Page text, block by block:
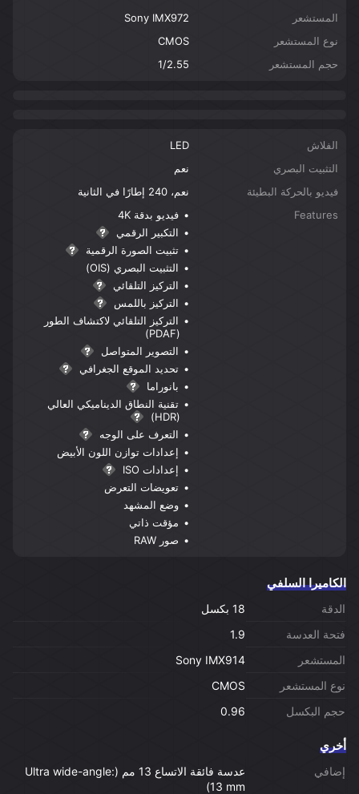
المستشعر
Sony IMX972
نوع المستشعر
CMOS
حجم المستشعر
1/2.55
الفلاش
LED
التثبيت البصري
نعم
فيديو بالحركة البطيئة
نعم، 240 إطارًا في الثانية
Features
فيديو بدقة 4K
التكبير الرقمي
تثبيت الصورة الرقمية
التثبيت البصري (OIS)
التركيز التلقائي
التركيز باللمس
التركيز التلقائي لاكتشاف الطور
(PDAF)
التصوير المتواصل
تحديد الموقع الجغرافي
بانوراما
تقنية النطاق الديناميكي العالي
(HDR)
التعرف على الوجه
إعدادات توازن اللون الأبيض
إعدادات ISO
تعويضات التعرض
وضع المشهد
مؤقت ذاتي
صور RAW
الكاميرا السلفي
الدقة
18 بكسل
فتحة العدسة
1.9
المستشعر
Sony IMX914
نوع المستشعر
CMOS
حجم البكسل
0.96
أخري
إضافي
عدسة فائقة الاتساع 13 مم (Ultra wide-angle:
13 mm)